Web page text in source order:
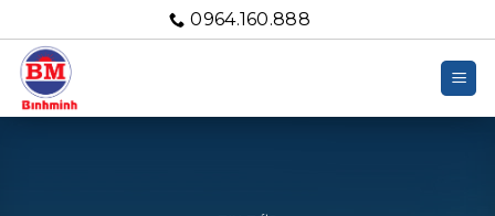
qua
nội
dung
0964.160.888